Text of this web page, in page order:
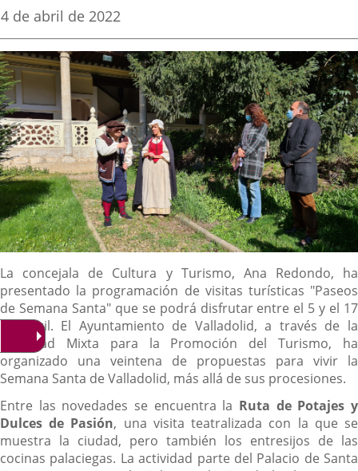
aplicación
externa.
aplicación
externa.
Fecha
la
noticia
4 de abril de 2022
Descripción
La concejala de Cultura y Turismo, Ana Redondo, ha
presentado la programación de visitas turísticas "Paseos
de Semana Santa" que se podrá disfrutar entre el 5 y el 17
de abril. El Ayuntamiento de Valladolid, a través de la
Sociedad Mixta para la Promoción del Turismo, ha
organizado una veintena de propuestas para vivir la
Semana Santa de Valladolid, más allá de sus procesiones.
Entre las novedades se encuentra la Ruta de Potajes y
Dulces de Pasión, una visita teatralizada con la que se
muestra la ciudad, pero también los entresijos de las
cocinas palaciegas. La actividad parte del Palacio de Santa